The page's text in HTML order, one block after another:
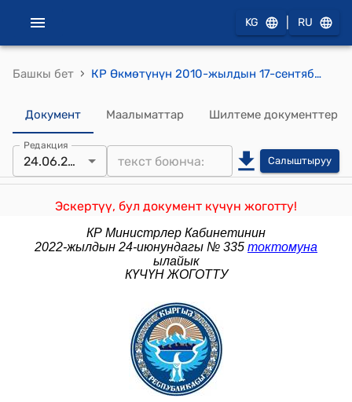
KG RU
Башкы бет › КР Өкмөтүнүн 2010-жылдын 17-сентябрындагы №207 "Ош шаарында, Ош жана Жалал-Абад облустарында 2010-жылдын июнь окуяларынын жүрүшүндө жапа чеккен Кыргыз Республикасынын жарандарына паспорт берүүнүн жөнөкөйлөтүлгөн тартиби жөнүндө жобону бекитүү тууралуу" токтому
Документ Маалыматтар Шилтеме документтер
Редакция
24.06.2022 Салыштыруу
Эскертүү, бул документ күчүн жоготту!